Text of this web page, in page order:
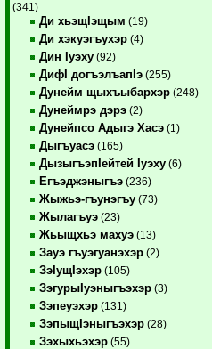
(341)
Ди хьэщIэщым (19)
Ди хэкуэгъухэр (4)
Дин Iуэху (92)
ДифI догъэлъапIэ (255)
Дунейм щыхъыбархэр (248)
Дунеймрэ дэрэ (2)
Дунейпсо Адыгэ Хасэ (1)
Дыгъуасэ (165)
ДызыгъэпIейтей Iуэху (6)
Егъэджэныгъэ (236)
Жыжьэ-гъунэгъу (73)
Жылагъуэ (23)
Жьыщхьэ махуэ (13)
Зауэ гъуэгуанэхэр (2)
ЗэIущIэхэр (105)
ЗэгурыIуэныгъэхэр (3)
Зэпеуэхэр (131)
ЗэпыщIэныгъэхэр (28)
Зэхыхьэхэр (55)